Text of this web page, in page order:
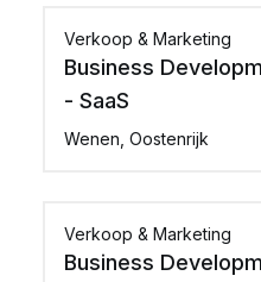
Verkoop & Marketing
Business
- SaaS
Wenen, Oostenrijk
Verkoop & Marketing
Business